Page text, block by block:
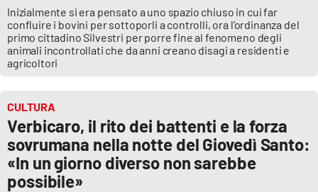
Inizialmente si era pensato a uno spazio chiuso in cui far
confluire i bovini per sottoporli a controlli, ora l'ordinanza del
primo cittadino Silvestri per porre fine al fenomeno degli
animali incontrollati che da anni creano disagi a residenti e
agricoltori
CULTURA
Verbicaro, il rito dei battenti e la forza
sovrumana nella notte del Giovedì Santo:
«In un giorno diverso non sarebbe
possibile»